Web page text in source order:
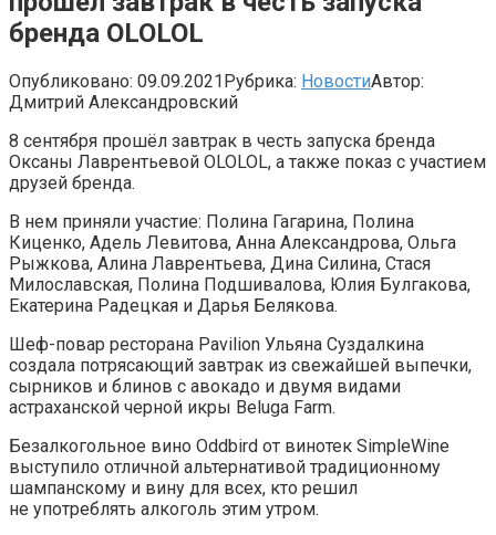
бренда OLOLOL
Опубликовано: 09.09.2021Рубрика: НовостиАвтор:
Дмитрий Александровский
8 сентября прошёл завтрак в честь запуска бренда
Оксаны Лаврентьевой OLOLOL, а также показ с участием
друзей бренда.
В нем приняли участие: Полина Гагарина, Полина
Киценко, Адель Левитова, Анна Александрова, Ольга
Рыжкова, Алина Лаврентьева, Дина Силина, Стася
Милославская, Полина Подшивалова, Юлия Булгакова,
Екатерина Радецкая и Дарья Белякова.
Шеф-повар ресторана Pavilion Ульяна Суздалкина
создала потрясающий завтрак из свежайшей выпечки,
сырников и блинов с авокадо и двумя видами
астраханской черной икры Beluga Farm.
Безалкогольное вино Oddbird от винотек SimpleWine
выступило отличной альтернативой традиционному
шампанскому и вину для всех, кто решил
не употреблять алкоголь этим утром.